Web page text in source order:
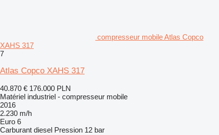
compresseur mobile Atlas Copco
XAHS 317
7
Atlas Copco XAHS 317
40.870 € 176.000 PLN
Matériel industriel - compresseur mobile
2016
2.230 m/h
Euro 6
Carburant diesel Pression 12 bar